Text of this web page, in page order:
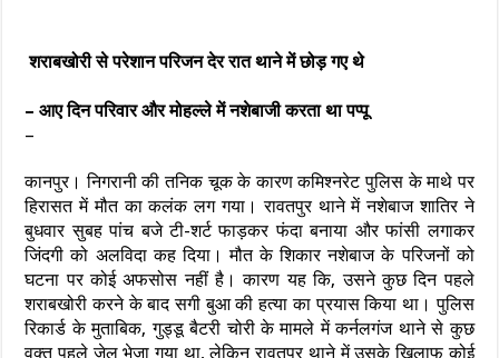
शराबखोरी से परेशान परिजन देर रात थाने में छोड़ गए थे
– आए दिन परिवार और मोहल्ले में नशेबाजी करता था पप्पू
–
कानपुर। निगरानी की तनिक चूक के कारण कमिश्नरेट पुलिस के माथे पर
हिरासत में मौत का कलंक लग गया। रावतपुर थाने में नशेबाज शातिर ने
बुधवार सुबह पांच बजे टी-शर्ट फाड़कर फंदा बनाया और फांसी लगाकर
जिंदगी को अलविदा कह दिया। मौत के शिकार नशेबाज के परिजनों को
घटना पर कोई अफसोस नहीं है। कारण यह कि, उसने कुछ दिन पहले
शराबखोरी करने के बाद सगी बुआ की हत्या का प्रयास किया था। पुलिस
रिकार्ड के मुताबिक, गुड्डू बैटरी चोरी के मामले में कर्नलगंज थाने से कुछ
वक्त पहले जेल भेजा गया था, लेकिन रावतपुर थाने में उसके खिलाफ कोई